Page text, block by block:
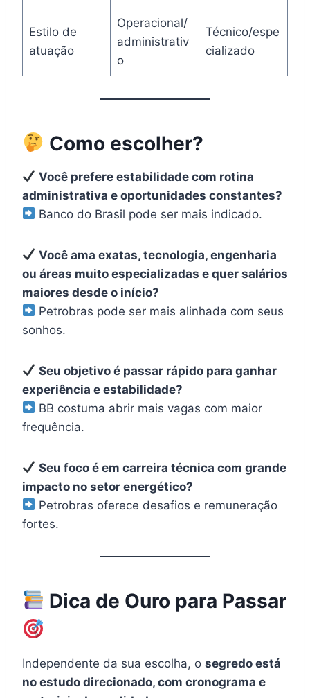
Estilo de
atuação
Operacional/
administrativ
o
Técnico/espe
cializado
Como escolher?
Você prefere estabilidade com rotina
administrativa e oportunidades constantes?
Banco do Brasil pode ser mais indicado.
Você ama exatas, tecnologia, engenharia
ou áreas muito especializadas e quer salários
maiores desde o início?
Petrobras pode ser mais alinhada com seus
sonhos.
Seu objetivo é passar rápido para ganhar
experiência e estabilidade?
BB costuma abrir mais vagas com maior
frequência.
Seu foco é em carreira técnica com grande
impacto no setor energético?
Petrobras oferece desafios e remuneração
fortes.
Dica de Ouro para Passar
Independente da sua escolha, o segredo está
no estudo direcionado, com cronograma e